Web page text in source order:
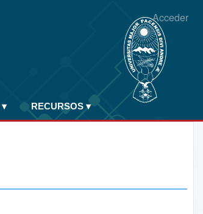
Acceder
▾ RECURSOS ▾